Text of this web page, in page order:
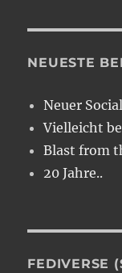
NEUESTE
Neuer
Vielleicht
Blast from
20 Jahre..
FEDIVERSE